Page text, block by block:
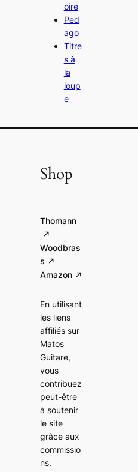
oire
Ped
ago
Titre
s à
la
loup
e
Shop
Thomann
Woodbras
s
Amazon
En utilisant
les liens
affiliés sur
Matos
Guitare,
vous
contribuez
peut-être
à soutenir
le site
grâce aux
commissio
ns.